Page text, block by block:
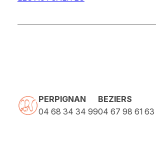
PERPIGNAN
04 68 34 34 99
BEZIERS
04 67 98 61 63